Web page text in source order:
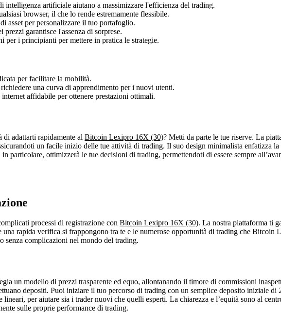
intelligenza artificiale aiutano a massimizzare l'efficienza del trading.
browser, il che lo rende estremamente flessibile.
asset per personalizzare il tuo portafoglio.
prezzi garantisce l'assenza di sorprese.
per i principianti per mettere in pratica le strategie.
per facilitare la mobilità.
una curva di apprendimento per i nuovi utenti.
affidabile per ottenere prestazioni ottimali.
di adattarti rapidamente al Bitcoin Lexipro 16X (30)? Metti da parte le tue riserve. La
un facile inizio delle tue attività di trading. Il suo design minimalista enfatizza
particolare, ottimizzerà le tue decisioni di trading, permettendoti di essere sempre
processi di registrazione con Bitcoin Lexipro 16X (30). La nostra piattaforma ti
una rapida verifica si frappongono tra te e le numerose opportunità di trading che
senza complicazioni nel mondo del trading.
un modello di prezzi trasparente ed equo, allontanando il timore di commissioni
depositi. Puoi iniziare il tuo percorso di trading con un semplice deposito iniziale
lineari, per aiutare sia i trader nuovi che quelli esperti. La chiarezza e l’equità sono al
sulle proprie performance di trading.